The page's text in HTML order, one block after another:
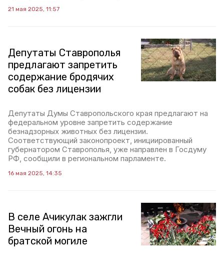
21 мая 2025, 11:57
Депутаты Ставрополья
предлагают запретить
содержание бродячих
собак без лицензии
Депутаты Думы Ставропольского края предлагают на
федеральном уровне запретить содержание
безнадзорных животных без лицензии.
Соответствующий законопроект, инициированный
губернатором Ставрополья, уже направлен в Госдуму
РФ, сообщили в региональном парламенте.
16 мая 2025, 14:35
В селе Ачикулак зажгли
Вечный огонь на
братской могиле